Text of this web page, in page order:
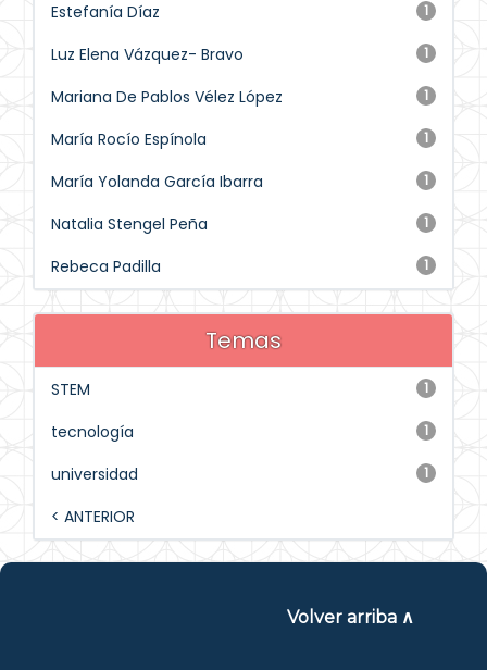
1
Estefanía Díaz
1
Luz Elena Vázquez- Bravo
1
Mariana De Pablos Vélez López
1
María Rocío Espínola
1
María Yolanda García Ibarra
1
Natalia Stengel Peña
1
Rebeca Padilla
Temas
1
STEM
1
tecnología
1
universidad
< ANTERIOR
Volver arriba ∧